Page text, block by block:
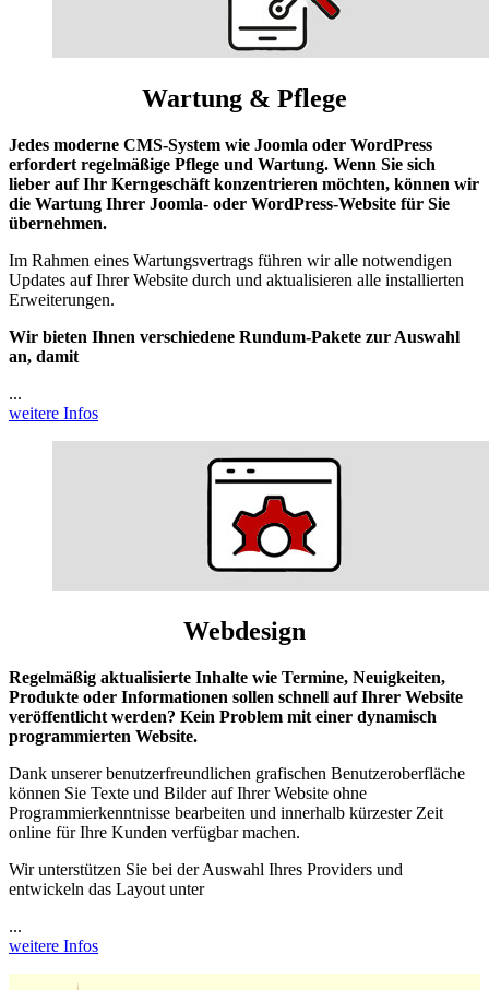
Wartung & Pflege
Jedes moderne CMS-System wie Joomla oder WordPress
erfordert regelmäßige Pflege und Wartung. Wenn Sie sich
lieber auf Ihr Kerngeschäft konzentrieren möchten, können wir
die Wartung Ihrer Joomla- oder WordPress-Website für Sie
übernehmen.
Im Rahmen eines Wartungsvertrags führen wir alle notwendigen
Updates auf Ihrer Website durch und aktualisieren alle installierten
Erweiterungen.
Wir bieten Ihnen verschiedene Rundum-Pakete zur Auswahl
an, damit
...
weitere Infos
Webdesign
Regelmäßig aktualisierte Inhalte wie Termine, Neuigkeiten,
Produkte oder Informationen sollen schnell auf Ihrer Website
veröffentlicht werden? Kein Problem mit einer dynamisch
programmierten Website.
Dank unserer benutzerfreundlichen grafischen Benutzeroberfläche
können Sie Texte und Bilder auf Ihrer Website ohne
Programmierkenntnisse bearbeiten und innerhalb kürzester Zeit
online für Ihre Kunden verfügbar machen.
Wir unterstützen Sie bei der Auswahl Ihres Providers und
entwickeln das Layout unter
...
weitere Infos